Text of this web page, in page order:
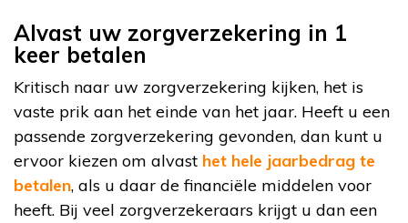
Alvast uw zorgverzekering in 1
keer betalen
Kritisch naar uw zorgverzekering kijken, het is
vaste prik aan het einde van het jaar. Heeft u een
passende zorgverzekering gevonden, dan kunt u
ervoor kiezen om alvast het hele jaarbedrag te
betalen, als u daar de financiële middelen voor
heeft. Bij veel zorgverzekeraars krijgt u dan een